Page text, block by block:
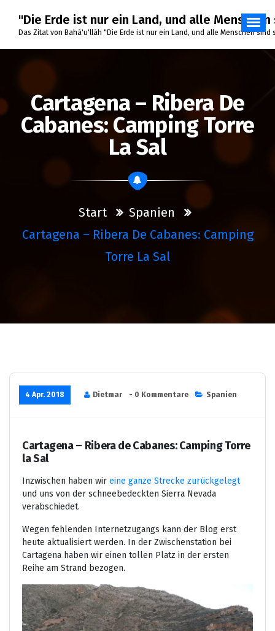
Inhalt
springen
"Die Erde ist nur ein Land, und alle
Das Zitat von Bahá'u'lláh "Die Erde ist nur ein Land, und alle Menschen
Cartagena – Ribera De
Cabanes: Camping Torre
La Sal
Start
Spanien
Cartagena – Ribera De Cabanes: Camping
Torre La Sal
4 Apr. 2018 Dietmar - 0 Kommentare Spanien
Cartagena – Ribera de Cabanes: Camping Torre
la Sal
Inzwischen haben wir eine ganze Strecke zurückgelegt
und uns von der schneebedeckten Sierra Nevada
verabschiedet.
Wegen fehlenden Internetzugangs kann der Blog erst
heute aktualisiert werden. In der Zwischenstation bei
Cartagena haben wir einen tollen Platz in der ersten
Reihe am Strand bezogen.